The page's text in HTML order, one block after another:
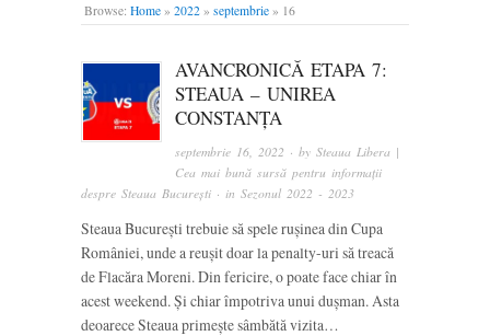
Browse: Home » 2022 » septembrie » 16
AVANCRONICĂ ETAPA 7:
STEAUA – UNIREA
CONSTANȚA
septembrie 16, 2022 · bySteaua Libera |
Cea mai bună sursă pentru informații
despre Steaua București · in Sezonul 2022 - 2023
Steaua București trebuie să spele rușinea din Cupa
României, unde a reușit doar la penalty-uri să treacă
de Flacăra Moreni. Din fericire, o poate face chiar în
acest weekend. Și chiar împotriva unui dușman. Asta
deoarece Steaua primește sâmbătă vizita…